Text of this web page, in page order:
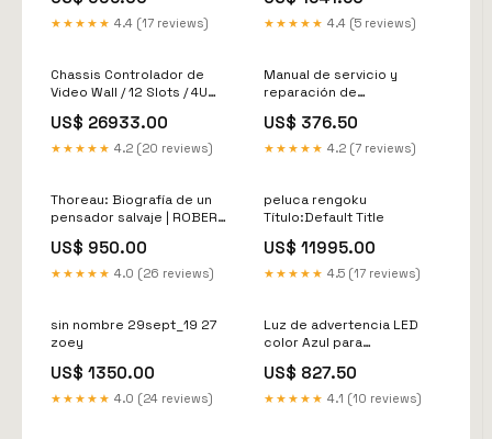
★★★★★ 4.4 (17 reviews)
(4 puertos 802.3af/at) , 52
Modelo:USW-LITE-8-POE
★★★★★ 4.4 (5 reviews)
Chassis Controlador de
Video Wall / 12 Slots / 4U
Swappable / Touch LCD 7" /
Genlock Sync / 8
US$ 26933.00
★★★★★ 4.2 (20 reviews)
Manual de servicio y
reparación de
JS200LC, JS220LC,
JS230LC, JS210LC,
US$ 376.50
★★★★★ 4.2 (7 reviews)
Thoreau: Biografía de un
pensador salvaje | ROBERT
US$ 950.00
★★★★★ 4.0 (26 reviews)
peluca rengoku
Título:Default Title
US$ 11995.00
★★★★★ 4.5 (17 reviews)
sin nombre 29sept_19 27
zoey
US$ 1350.00
★★★★★ 4.0 (24 reviews)
Luz de advertencia LED
color Azul para
montaje para superficies,
120/240Vca,
US$ 827.50
★★★★★ 4.1 (10 reviews)